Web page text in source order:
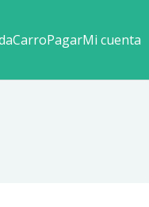
CarroPagarMi cuenta